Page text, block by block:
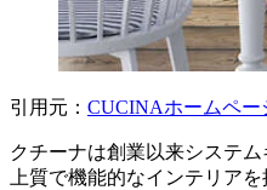
引用元： CUCINAホームペー
クチーナは創業以来システ
上質で機能的なインテリア